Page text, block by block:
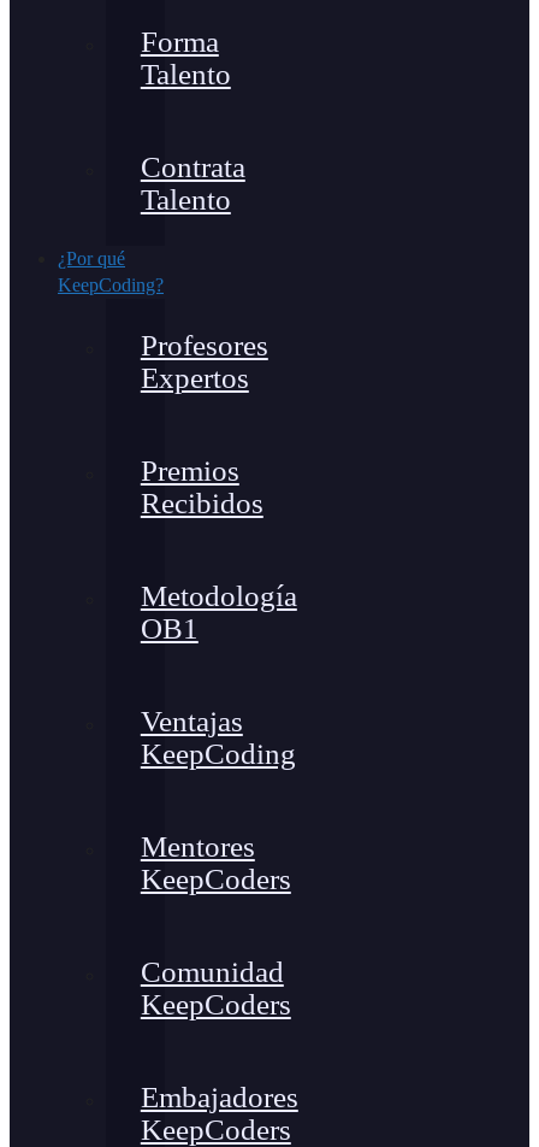
Forma
Talento
Contrata
Talento
¿Por qué
KeepCoding?
Profesores
Expertos
Premios
Recibidos
Metodología
OB1
Ventajas
KeepCoding
Mentores
KeepCoders
Comunidad
KeepCoders
Embajadores
KeepCoders